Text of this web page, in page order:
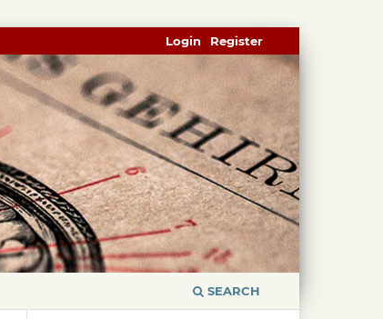
SEARCH
Register
Login